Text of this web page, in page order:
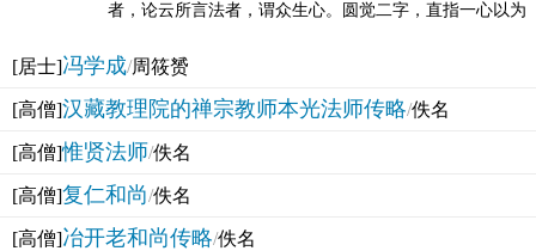
者，论云所言法者，谓众生心。圆觉二字，直指一心以为
[居士]冯学成/周筱赟
[高僧]汉藏教理院的禅宗教师本光法师传略/佚名
[高僧]惟贤法师/佚名
[高僧]复仁和尚/佚名
[高僧]冶开老和尚传略/佚名